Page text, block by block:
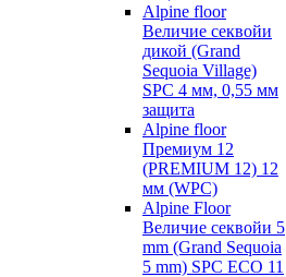
Alpine floor
Величие секвойи
дикой (Grand
Sequoia Village)
SPC 4 мм, 0,55 мм
защита
Alpine floor
Премиум 12
(PREMIUM 12) 12
мм (WPC)
Alpine Floor
Величие секвойи 5
mm (Grand Sequoia
5 mm) SPC ECO 11